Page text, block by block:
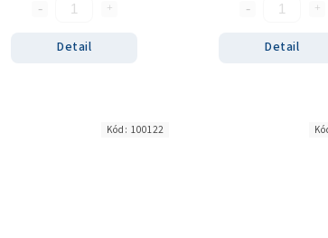
Detail Detail
Kód: 100122